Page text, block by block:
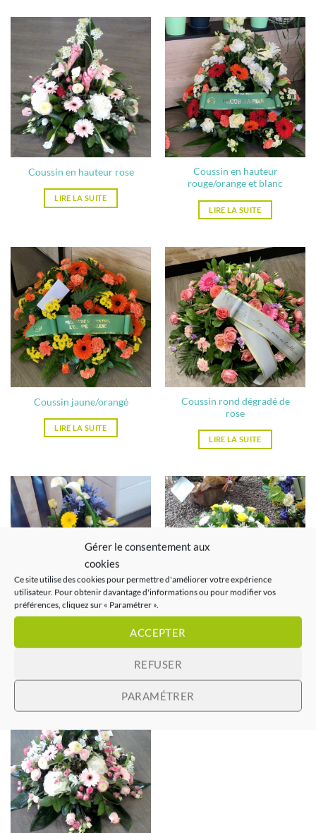
Gérer le consentement aux
cookies
Ce site utilise des cookies pour permettre d'améliorer votre expérience
utilisateur. Pour obtenir davantage d'informations ou pour modifier vos
préférences, cliquez sur « Paramétrer ».
ACCEPTER
REFUSER
PARAMÉTRER
Coussin en hauteur rose
LIRE LA SUITE
Coussin en hauteur
rouge/orange et blanc
LIRE LA SUITE
Coussin jaune/orangé
LIRE LA SUITE
Coussin rond dégradé de
rose
LIRE LA SUITE
Coussin rond en hauteur
Coussin rond jaune et blanc